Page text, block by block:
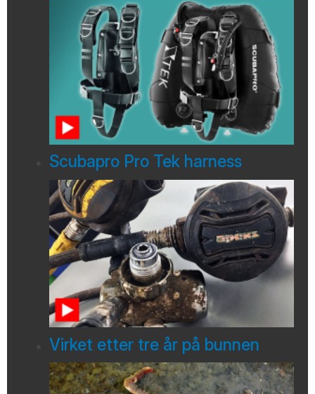
Scubapro Pro Tek harness
Virket etter tre år på bunnen